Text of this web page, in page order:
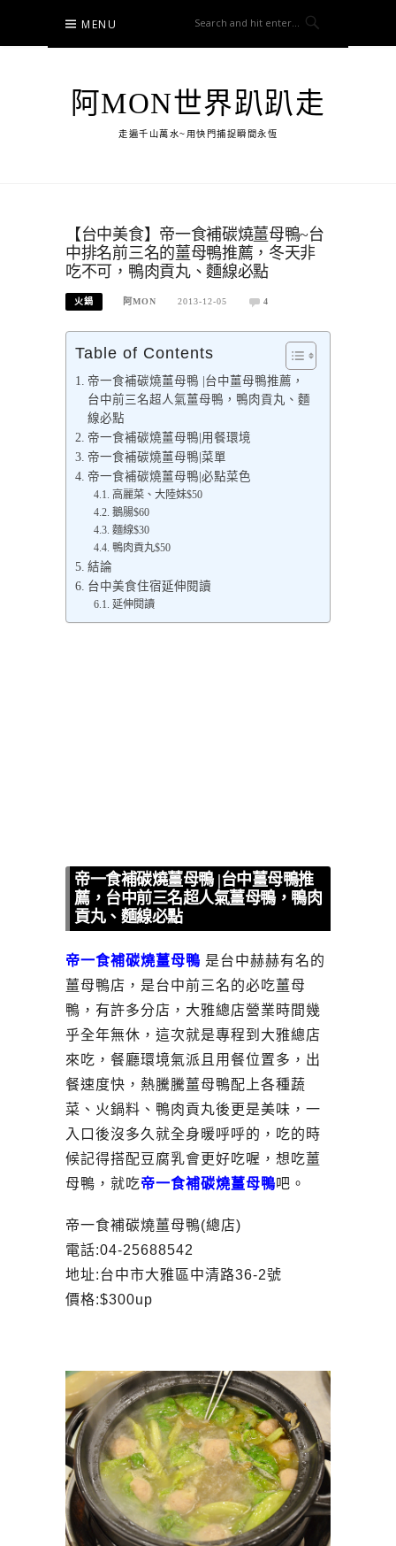
content
MENU
阿MON世界趴趴走
走遍千山萬水~用快門捕捉瞬間永恆
【台中美食】帝一食補碳燒薑母鴨~台
中排名前三名的薑母鴨推薦，冬天非
吃不可，鴨肉貢丸、麵線必點
火鍋 阿MON 2013-12-05 4
Table of Contents
帝一食補碳燒薑母鴨 |台中薑母鴨推薦，
台中前三名超人氣薑母鴨，鴨肉貢丸、麵
線必點
帝一食補碳燒薑母鴨|用餐環境
帝一食補碳燒薑母鴨|菜單
帝一食補碳燒薑母鴨|必點菜色
高麗菜、大陸妹$50
鵝腸$60
麵線$30
鴨肉貢丸$50
結論
台中美食住宿延伸閱讀
延伸閱讀
帝一食補碳燒薑母鴨 |台中薑母鴨推
薦，台中前三名超人氣薑母鴨，鴨肉
貢丸、麵線必點
帝一食補碳燒薑母鴨 是台中赫赫有名的
薑母鴨店，是台中前三名的必吃薑母
鴨，有許多分店，大雅總店營業時間幾
乎全年無休，這次就是專程到大雅總店
來吃，餐廳環境氣派且用餐位置多，出
餐速度快，熱騰騰薑母鴨配上各種蔬
菜、火鍋料、鴨肉貢丸後更是美味，一
入口後沒多久就全身暖呼呼的，吃的時
候記得搭配豆腐乳會更好吃喔，想吃薑
母鴨，就吃帝一食補碳燒薑母鴨吧。
帝一食補碳燒薑母鴨(總店)
電話:04-25688542
地址:台中市大雅區中清路36-2號
價格:$300up